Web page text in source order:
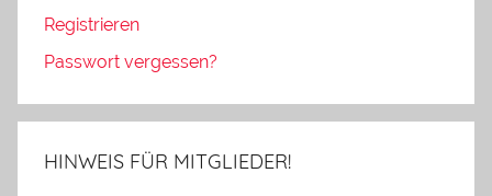
Registrieren
Passwort vergessen?
HINWEIS FÜR MITGLIEDER!